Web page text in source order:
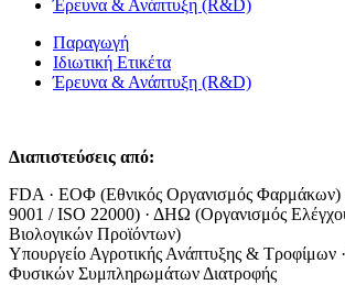
Έρευνα & Ανάπτυξη (R&D)
Παραγωγή
Ιδιωτική Ετικέτα
Έρευνα & Ανάπτυξη (R&D)
Διαπιστεύσεις από:
FDA · ΕΟΦ (Εθνικός Οργανισμός
9001 / ISO 22000) · ΔΗΩ (Οργανισμός
Βιολογικών Προϊόντων)
Υπουργείο Αγροτικής Ανάπτυξης & Τροφίμων
Φυσικών Συμπληρωμάτων Διατροφής